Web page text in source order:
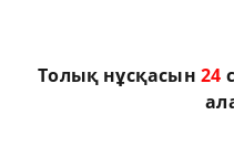
Толық нұсқасын24